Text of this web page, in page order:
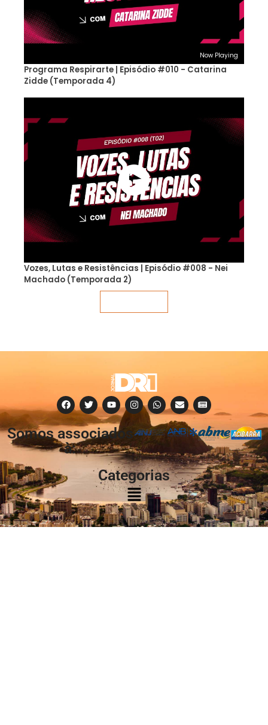
Now Playing
Programa Respirarte | Episódio #010 - Catarina
Zidde (Temporada 4)
Vozes, Lutas e Resistências | Episódio #008 - Nei
Machado (Temporada 2)
Somos associados
à:
Categorias